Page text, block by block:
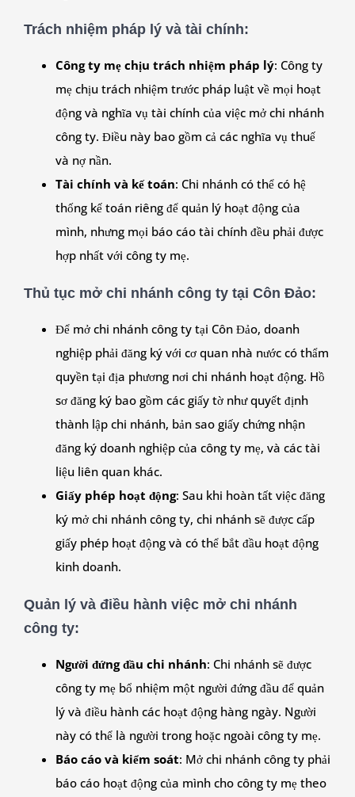
Trách nhiệm pháp lý và tài chính:
Công ty mẹ chịu trách nhiệm pháp lý: Công ty
mẹ chịu trách nhiệm trước pháp luật về mọi hoạt
động và nghĩa vụ tài chính của việc mở chi nhánh
công ty. Điều này bao gồm cả các nghĩa vụ thuế
và nợ nần.
Tài chính và kế toán: Chi nhánh có thể có hệ
thống kế toán riêng để quản lý hoạt động của
mình, nhưng mọi báo cáo tài chính đều phải được
hợp nhất với công ty mẹ.
Thủ tục mở chi nhánh công ty tại Côn Đảo:
Để mở chi nhánh công ty tại Côn Đảo, doanh
nghiệp phải đăng ký với cơ quan nhà nước có thẩm
quyền tại địa phương nơi chi nhánh hoạt động. Hồ
sơ đăng ký bao gồm các giấy tờ như quyết định
thành lập chi nhánh, bản sao giấy chứng nhận
đăng ký doanh nghiệp của công ty mẹ, và các tài
liệu liên quan khác.
Giấy phép hoạt động: Sau khi hoàn tất việc đăng
ký mở chi nhánh công ty, chi nhánh sẽ được cấp
giấy phép hoạt động và có thể bắt đầu hoạt động
kinh doanh.
Quản lý và điều hành việc mở chi nhánh
công ty:
Người đứng đầu chi nhánh: Chi nhánh sẽ được
công ty mẹ bổ nhiệm một người đứng đầu để quản
lý và điều hành các hoạt động hàng ngày. Người
này có thể là người trong hoặc ngoài công ty mẹ.
Báo cáo và kiểm soát: Mở chi nhánh công ty phải
báo cáo hoạt động của mình cho công ty mẹ theo